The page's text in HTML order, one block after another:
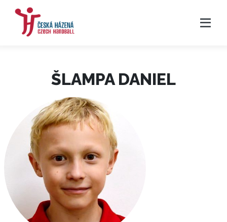
ŠLAMPA DANIEL